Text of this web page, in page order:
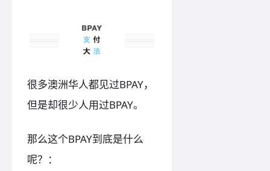
很多澳洲华人都见过BPAY，
但是却很少人用过BPAY。
那么这个BPAY到底是什么
呢？：